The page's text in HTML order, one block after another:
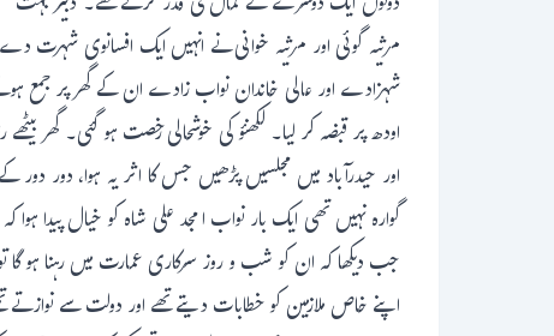
مرثیہ گوئی اور مرثیہ خوانی نے انہیں ایک افسانوی شہرت
اودھ پر قبضہ کر لیا۔ لکھنؤ کی خوشحالی رخصت ہو گئی۔ گھر
اور حیدرآباد میں مجلسیں پڑھیں جس کا اثر یہ ہوا، دور
گوارہ نہیں تھی ایک بار نواب امجد علی شاہ کو خیال پیدا
جب دیکھا کہ ان کو شب و روز سرکاری عمارت میں رہنا ہو گا
اپنے خاص ملازمین کو خطابات دیتے تھے اور دولت سے